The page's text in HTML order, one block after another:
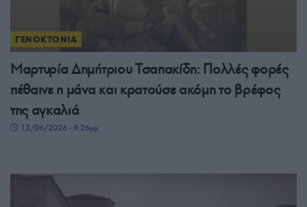
ΓΕΝΟΚΤΟΝΙΑ
Μαρτυρία Δημήτριου Τσαπακίδη: Πολλές φορές
πέθαινε η μάνα και κρατούσε ακόμη το βρέφος
της αγκαλιά
13/06/2026 - 8:26μμ